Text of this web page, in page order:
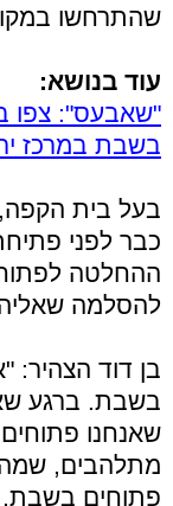
שהתרחשו
עוד בנושא:
"שאבעס": צפו
בשבת במרכז
כבר לפני
ההחלטה
להסלמה
בן דוד הצהיר:
בשבת. ברגע
שאנחנו
מתלהבים,
פתוחים בשבת,